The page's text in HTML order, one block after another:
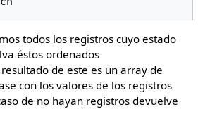
todos los registros cuyo estado
éstos ordenados
de este es un array de
con los valores de los registros
de no hayan registros devuelve